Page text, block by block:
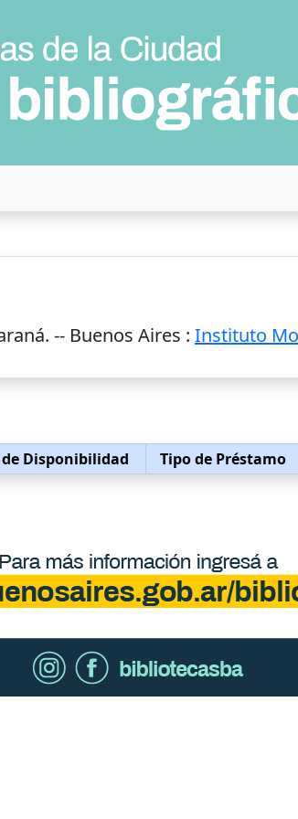
-- Buenos Aires : Instituto
de Disponibilidad Tipo de Préstamo